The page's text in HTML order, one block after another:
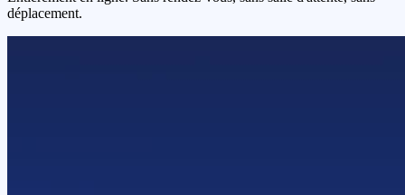
déplacement.